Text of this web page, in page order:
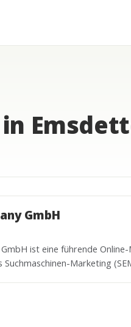
GmbH
ist eine führende
Suchmaschinen-Marketing